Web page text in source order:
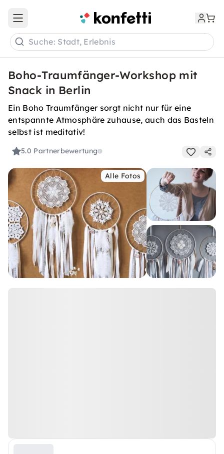
Open main menu
Suche: Stadt, Erlebnis
Boho-Traumfänger-Workshop mit
Snack in Berlin
Ein Boho Traumfänger sorgt nicht nur für eine
entspannte Atmosphäre zuhause, auch das Basteln
selbst ist meditativ!
5.0 Partnerbewertung
Alle Fotos